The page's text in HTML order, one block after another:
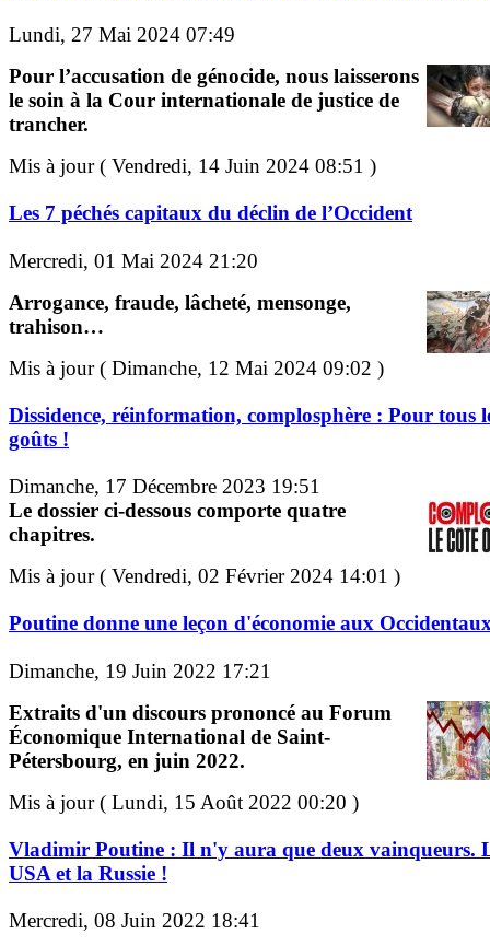
Lundi, 27 Mai 2024 07:49
Pour l’accusation de génocide, nous laisserons
le soin à la Cour internationale de justice de
trancher.
Mis à jour ( Vendredi, 14 Juin 2024 08:51 )
Les 7 péchés capitaux du déclin de l’Occident
Mercredi, 01 Mai 2024 21:20
Arrogance, fraude, lâcheté, mensonge,
trahison…
Mis à jour ( Dimanche, 12 Mai 2024 09:02 )
Dissidence, réinformation, complosphère : Pour tous
goûts !
Dimanche, 17 Décembre 2023 19:51
Le dossier ci-dessous comporte quatre
chapitres.
Mis à jour ( Vendredi, 02 Février 2024 14:01 )
Poutine donne une leçon d'économie aux
Dimanche, 19 Juin 2022 17:21
Extraits d'un discours prononcé au Forum
Économique International de Saint-
Pétersbourg, en juin 2022.
Mis à jour ( Lundi, 15 Août 2022 00:20 )
Vladimir Poutine : Il n'y aura que deux vainqueurs.
USA et la Russie !
Mercredi, 08 Juin 2022 18:41